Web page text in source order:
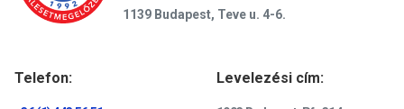
1139 Budapest, Teve u. 4-6.
Telefon: Levelezési cím: